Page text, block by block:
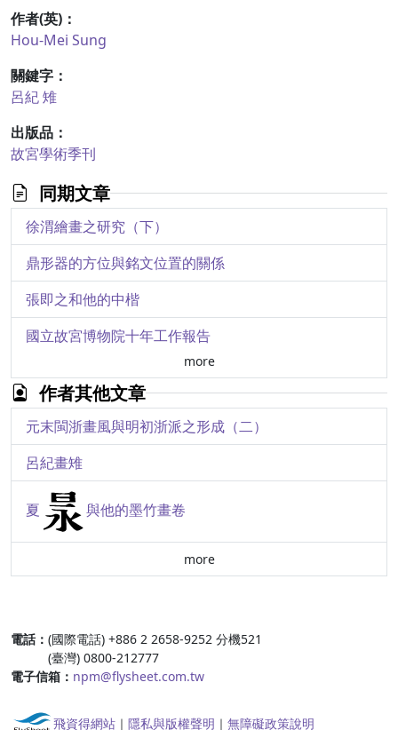
作者(英)：
Hou-Mei Sung
關鍵字：
呂紀雉
出版品：
故宮學術季刊
同期文章
徐渭繪畫之研究（下）
鼎形器的方位與銘文位置的關係
張即之和他的中楷
國立故宮博物院十年工作報告
明清之際士大夫對應否殉國之論說
有流鼎初探
敦煌四二八窟新圖像源流考
more
作者其他文章
元末閩浙畫風與明初浙派之形成（二）
呂紀畫雉
夏 與他的墨竹畫卷
more
電話： (國際電話) +886 2 2658-9252 分機521
(臺灣) 0800-212777
電子信箱： npm@flysheet.com.tw
飛資得網站 ｜ 隱私與版權聲明 ｜ 無障礙政策說明